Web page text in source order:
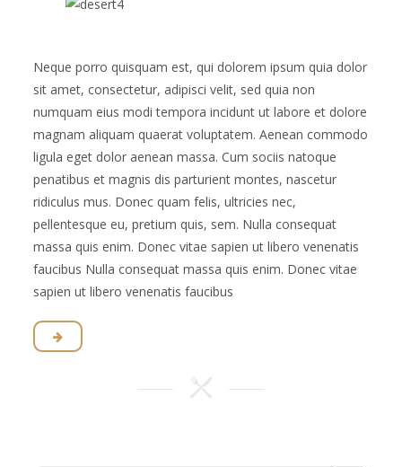
Neque porro quisquam est, qui dolorem ipsum quia dolor
sit amet, consectetur, adipisci velit, sed quia non
numquam eius modi tempora incidunt ut labore et dolore
magnam aliquam quaerat voluptatem. Aenean commodo
ligula eget dolor aenean massa. Cum sociis natoque
penatibus et magnis dis parturient montes, nascetur
ridiculus mus. Donec quam felis, ultricies nec,
pellentesque eu, pretium quis, sem. Nulla consequat
massa quis enim. Donec vitae sapien ut libero venenatis
faucibus Nulla consequat massa quis enim. Donec vitae
sapien ut libero venenatis faucibus